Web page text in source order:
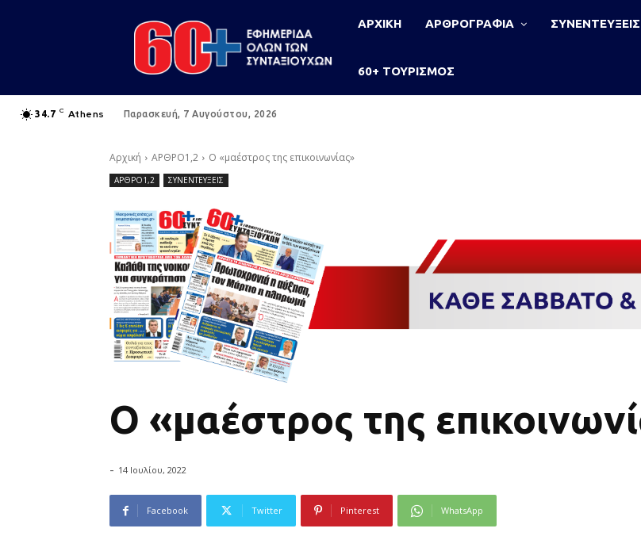
ΑΡΧΙΚΗ ΑΡΘΡΟΓΡΑΦΙΑ ΣΥΝΕΝΤΕΥΞΕΙΣ
60+ ΤΟΥΡΙΣΜΟΣ
34.7 C Athens Παρασκευή, 7 Αυγούστου, 2026
Αρχική ΑΡΘΡΟ1,2 Ο «μαέστρος της επικοινωνίας»
ΑΡΘΡΟ1,2 ΣΥΝΕΝΤΕΥΞΕΙΣ
Ο «μαέστρος της
- 14 Ιουλίου, 2022
Facebook Twitter Pinterest WhatsApp